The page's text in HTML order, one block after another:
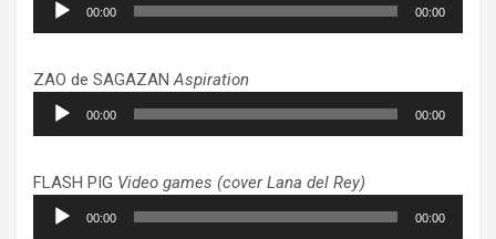
audio
00:00 00:00
ZAO de SAGAZANAspiration
Lecteur
audio
00:00 00:00
FLASH PIG Video games (cover Lana del Rey)
Lecteur
audio
00:00 00:00